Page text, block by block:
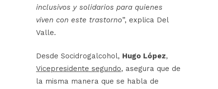
inclusivos y solidarios para quienes
viven con este trastorno”, explica Del
Valle.
Desde Socidrogalcohol, Hugo López,
Vicepresidente segundo, asegura que de
la misma manera que se habla de